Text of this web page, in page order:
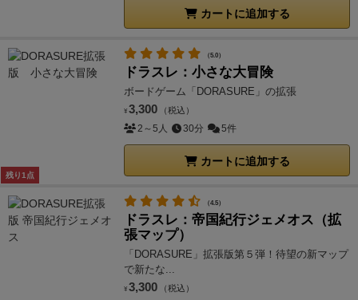
カートに追加する
残り1点
（5.0）
ドラスレ：小さな大冒険
ボードゲーム「DORASURE」の拡張
¥ 3,300 （税込）
2～5人 30分 5件
カートに追加する
（4.5）
ドラスレ：帝国紀行ジェメオス（拡
張マップ）
「DORASURE」拡張版第５弾！待望の新マップ
で新たな...
¥ 3,300 （税込）